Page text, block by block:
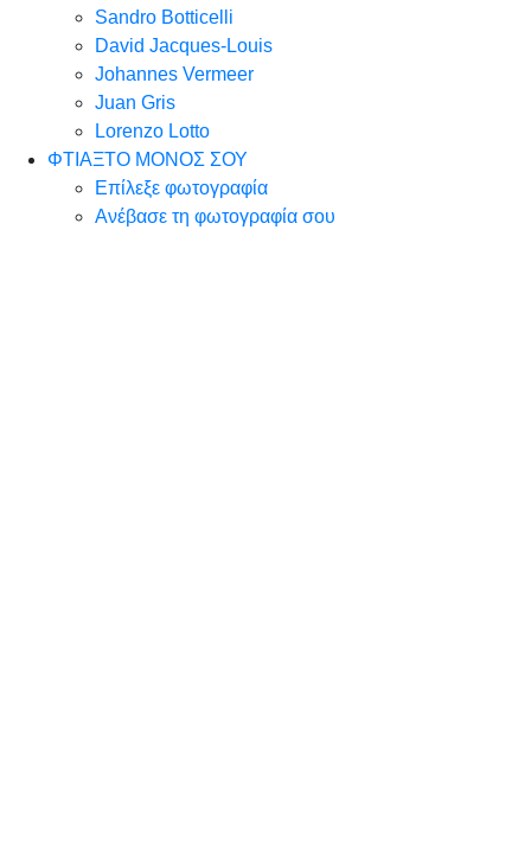
Sandro Botticelli
David Jacques-Louis
Johannes Vermeer
Juan Gris
Lorenzo Lotto
ΦΤΙΑΞΤΟ ΜΟΝΟΣ ΣΟΥ
Επίλεξε φωτογραφία
Ανέβασε τη φωτογραφία σου